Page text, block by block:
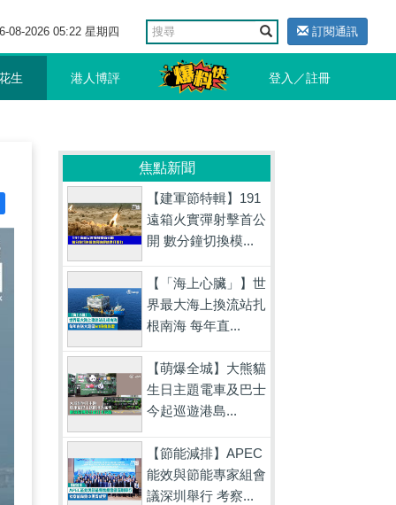
08-2026 05:22 星期四 訂閱通訊
生 港人博評 登入／註冊
焦點新聞
【建軍節特輯】191
遠箱火實彈射擊首公
開 數分鐘切換模...
【「海上心臟」】世
界最大海上換流站扎
根南海 每年直...
【萌爆全城】大熊貓
生日主題電車及巴士
今起巡遊港島...
【節能減排】APEC
能效與節能專家組會
議深圳舉行 考察...